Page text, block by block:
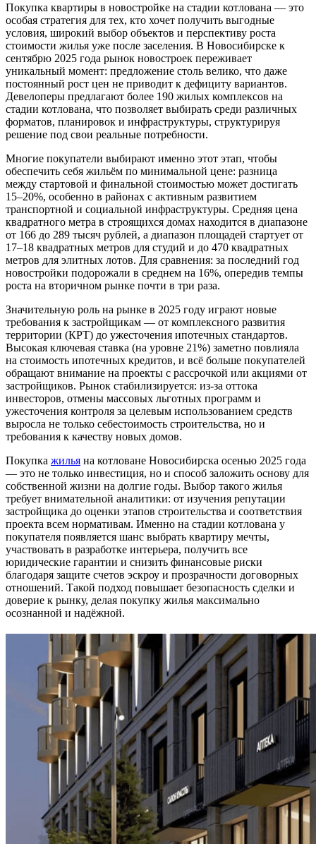
Покупка квартиры в новостройке на стадии котлована — это
особая стратегия для тех, кто хочет получить выгодные
условия, широкий выбор объектов и перспективу роста
стоимости жилья уже после заселения. В Новосибирске к
сентябрю 2025 года рынок новостроек переживает
уникальный момент: предложение столь велико, что даже
постоянный рост цен не приводит к дефициту вариантов.
Девелоперы предлагают более 190 жилых комплексов на
стадии котлована, что позволяет выбирать среди различных
форматов, планировок и инфраструктуры, структурируя
решение под свои реальные потребности.
Многие покупатели выбирают именно этот этап, чтобы
обеспечить себя жильём по минимальной цене: разница
между стартовой и финальной стоимостью может достигать
15–20%, особенно в районах с активным развитием
транспортной и социальной инфраструктуры. Средняя цена
квадратного метра в строящихся домах находится в диапазоне
от 166 до 289 тысяч рублей, а диапазон площадей стартует от
17–18 квадратных метров для студий и до 470 квадратных
метров для элитных лотов. Для сравнения: за последний год
новостройки подорожали в среднем на 16%, опередив темпы
роста на вторичном рынке почти в три раза.
Значительную роль на рынке в 2025 году играют новые
требования к застройщикам — от комплексного развития
территории (КРТ) до ужесточения ипотечных стандартов.
Высокая ключевая ставка (на уровне 21%) заметно повлияла
на стоимость ипотечных кредитов, и всё больше покупателей
обращают внимание на проекты с рассрочкой или акциями от
застройщиков. Рынок стабилизируется: из-за оттока
инвесторов, отмены массовых льготных программ и
ужесточения контроля за целевым использованием средств
выросла не только себестоимость строительства, но и
требования к качеству новых домов.
Покупка жилья на котловане Новосибирска осенью 2025 года
— это не только инвестиция, но и способ заложить основу для
собственной жизни на долгие годы. Выбор такого жилья
требует внимательной аналитики: от изучения репутации
застройщика до оценки этапов строительства и соответствия
проекта всем нормативам. Именно на стадии котлована у
покупателя появляется шанс выбрать квартиру мечты,
участвовать в разработке интерьера, получить все
юридические гарантии и снизить финансовые риски
благодаря защите счетов эскроу и прозрачности договорных
отношений. Такой подход повышает безопасность сделки и
доверие к рынку, делая покупку жилья максимально
осознанной и надёжной.